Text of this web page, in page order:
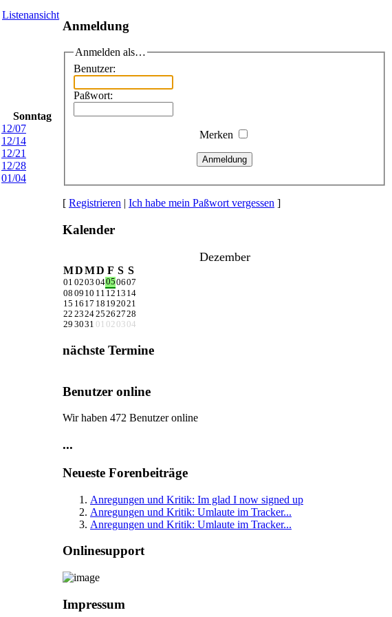
Listenansicht
Sonntag
12/07
12/14
12/21
12/28
01/04
Anmeldung
Anmelden als…
Benutzer:
Paßwort:
Merken
Anmeldung
[ Registrieren | Ich habe mein Paßwort vergessen ]
Kalender
Dezember
MDMD F S S
01 0203 04050607
08 09 10 11 12 13 14
15 16 17 18 192021
22 232425262728
29 3031 01 02 03 04
nächste Termine
Benutzer online
Wir haben 472 Benutzer online
...
Neueste Forenbeiträge
Anregungen und Kritik: Im glad I now signed up
Anregungen und Kritik: Umlaute im Tracker...
Anregungen und Kritik: Umlaute im Tracker...
Onlinesupport
Impressum